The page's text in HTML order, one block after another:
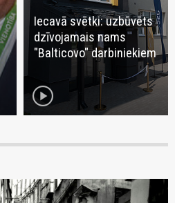
Iecavā svētki: uzbūvēts
dzīvojamais nams
"Balticovo" darbiniekiem
play_circle